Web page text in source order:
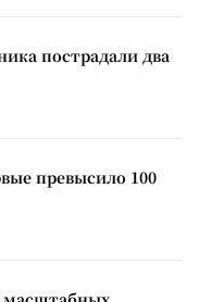
пострадали два
превысило 100